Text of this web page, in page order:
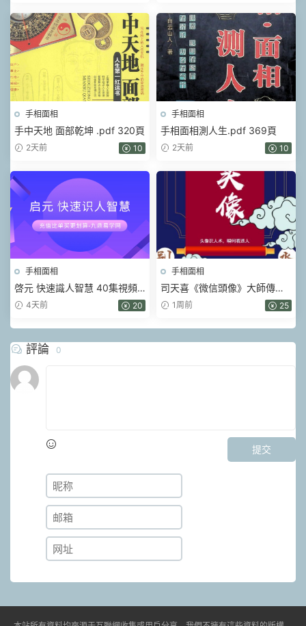
手相面相
手中天地 面部乾坤 .pdf 320頁
2天前 10
手相面相
手相面相測人生.pdf 369頁
2天前 10
手相面相
啓元 快速識人智慧 40集視頻
課 4天前 20
手相面相
司天喜《微信頭像》大師傳承
班【原版】.pdf 3套資料
1周前 25
評論 0
提交